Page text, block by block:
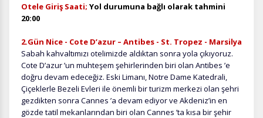
Otele Giriş Saati; Yol durumuna bağlı olarak tahmini
20:00
2.Gün Nice - Cote D’azur – Antibes - St. Tropez - Marsilya
Sabah kahvaltımızı otelimizde aldıktan sonra yola çıkıyoruz.
Cote D’azur ’un muhteşem şehirlerinden biri olan Antibes ’e
doğru devam edeceğiz. Eski Limanı, Notre Dame Katedrali,
Çiçeklerle Bezeli Evleri ile önemli bir turizm merkezi olan şehri
gezdikten sonra Cannes ’a devam ediyor ve Akdeniz’in en
gözde tatil mekanlarından biri olan Cannes ’ta kısa bir şehir